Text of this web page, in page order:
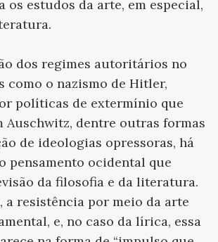
os estudos da arte, em especial,
dos regimes autoritários no
como o nazismo de Hitler,
políticas de extermínio que
Auschwitz, dentre outras formas
de ideologias opressoras, há
pensamento ocidental que
da filosofia e da literatura.
a resistência por meio da arte
e, no caso da lírica, essa